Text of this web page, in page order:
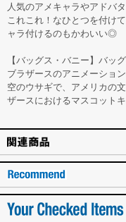
人気のアメキャラやアドバ
これこれ！なひとつを付け
ャラ付けるのもかわいい◎
【バッグス・バニー】バッ
ブラザースのアニメーショ
空のウサギで、アメリカの
ザースにおけるマスコット